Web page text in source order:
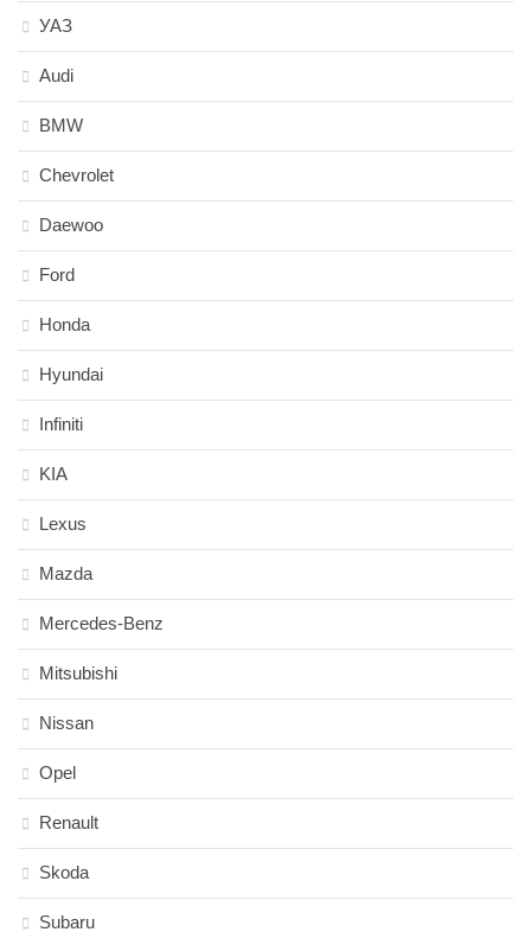
УАЗ
Audi
BMW
Chevrolet
Daewoo
Ford
Honda
Hyundai
Infiniti
KIA
Lexus
Mazda
Mercedes-Benz
Mitsubishi
Nissan
Opel
Renault
Skoda
Subaru